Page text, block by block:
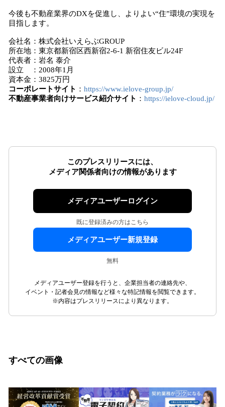
今後も不動産業界のDXを促進し、よりよい“住”環境の実現を
目指します。
会社名：株式会社いえらぶGROUP
所在地：東京都新宿区西新宿2-6-1 新宿住友ビル24F
代表者：岩名 泰介
設立 ：2008年1月
資本金：3825万円
コーポレートサイト ： https://www.ielove-group.jp/
不動産事業者向けサービス紹介サイト ： https://ielove-cloud.jp/
このプレスリリースには、
メディア関係者向けの情報があります
メディアユーザーログイン
既に登録済みの方はこちら
メディアユーザー新規登録
無料
メディアユーザー登録を行うと、企業担当者の連絡先や、
イベント・記者会見の情報など様々な特記情報を閲覧できます。
※内容はプレスリリースにより異なります。
すべての画像